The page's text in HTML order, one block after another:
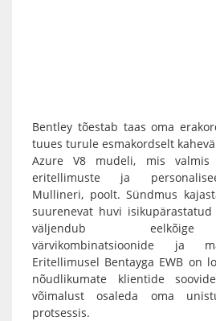
Bentley tõestab taas oma
tuues turule esmakordselt
Azure V8 mudeli, mis valmis
eritellimuste ja
Mullineri, poolt. Sündmus
suurenevat huvi
väljendub eelkõige
värvikombinatsioonide ja
Eritellimusel Bentayga EWB on
nõudlikumate klientide
võimalust osaleda oma
protsessis.